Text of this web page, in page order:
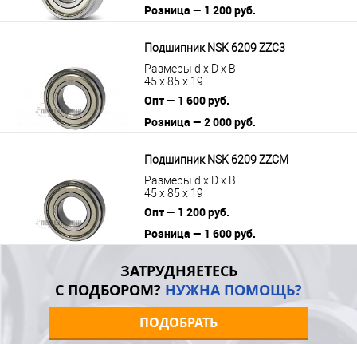
Розница — 1 200 руб.
Подшипник NSK 6209 ZZC3
Размеры d x D x B
45 x 85 x 19
Опт — 1 600 руб.
Розница — 2 000 руб.
Подшипник NSK 6209 ZZCM
Размеры d x D x B
45 x 85 x 19
Опт — 1 200 руб.
Розница — 1 600 руб.
ЗАТРУДНЯЕТЕСЬ
С ПОДБОРОМ? НУЖНА ПОМОЩЬ?
ПОДОБРАТЬ